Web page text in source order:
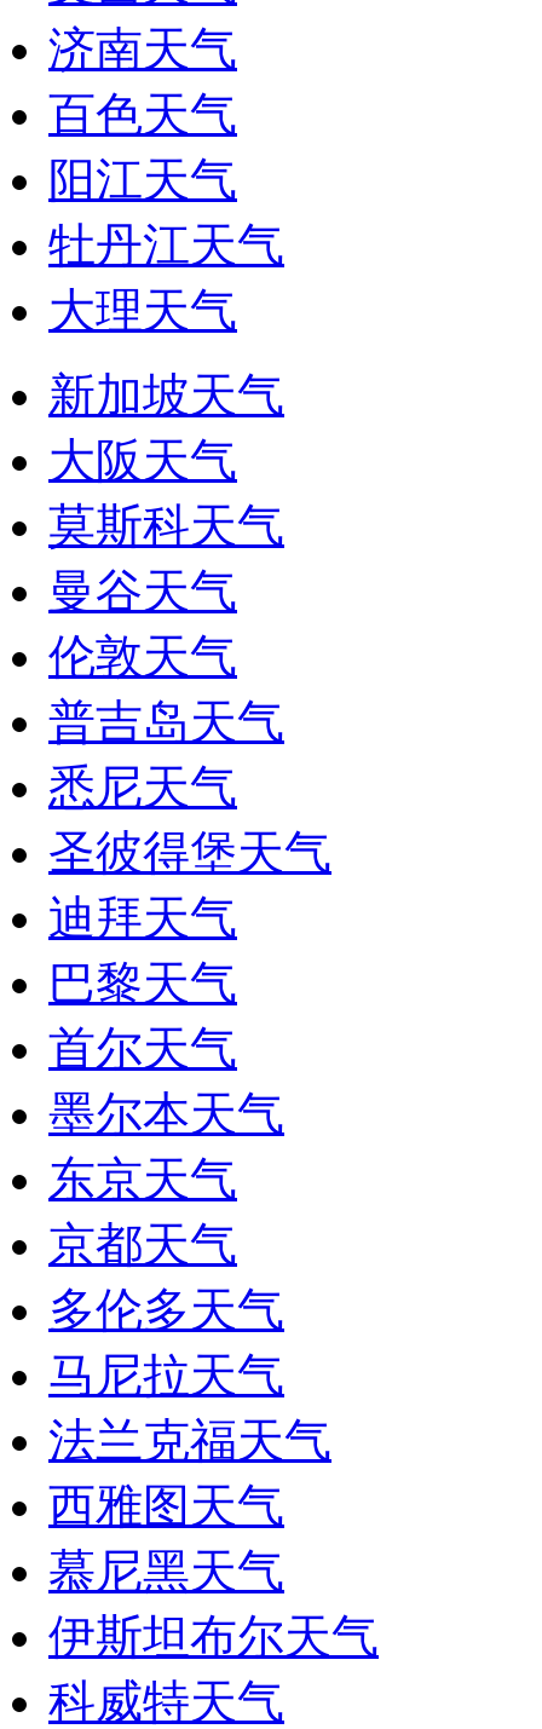
济南天气
百色天气
阳江天气
牡丹江天气
大理天气
新加坡天气
大阪天气
莫斯科天气
曼谷天气
伦敦天气
普吉岛天气
悉尼天气
圣彼得堡天气
迪拜天气
巴黎天气
首尔天气
墨尔本天气
东京天气
京都天气
多伦多天气
马尼拉天气
法兰克福天气
西雅图天气
慕尼黑天气
伊斯坦布尔天气
科威特天气